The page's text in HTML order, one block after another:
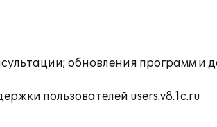
обновления программ и
пользователей users.v8.1c.ru